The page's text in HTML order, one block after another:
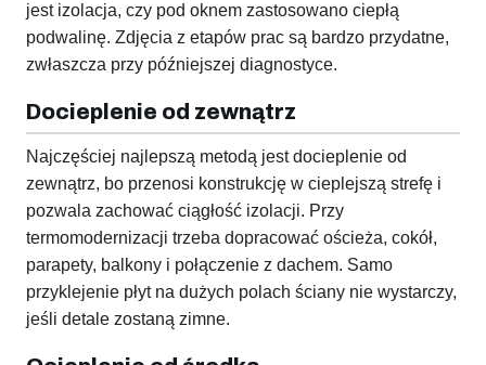
jest izolacja, czy pod oknem zastosowano ciepłą
podwalinę. Zdjęcia z etapów prac są bardzo przydatne,
zwłaszcza przy późniejszej diagnostyce.
Docieplenie od zewnątrz
Najczęściej najlepszą metodą jest docieplenie od
zewnątrz, bo przenosi konstrukcję w cieplejszą strefę i
pozwala zachować ciągłość izolacji. Przy
termomodernizacji trzeba dopracować ościeża, cokół,
parapety, balkony i połączenie z dachem. Samo
przyklejenie płyt na dużych polach ściany nie wystarczy,
jeśli detale zostaną zimne.